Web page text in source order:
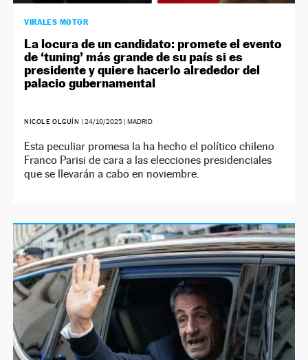
VIRALES MOTOR
La locura de un candidato: promete el evento
de ‘tuning’ más grande de su país si es
presidente y quiere hacerlo alrededor del
palacio gubernamental
NICOLE OLGUÍN | 24/10/2025| MADRID
Esta peculiar promesa la ha hecho el político chileno
Franco Parisi de cara a las elecciones presidenciales
que se llevarán a cabo en noviembre.